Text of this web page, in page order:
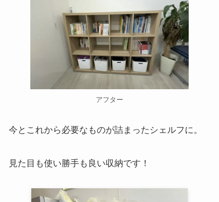
アフター
今とこれから必要なものが詰まったシェルフに。
見た目も使い勝手も良い収納です！